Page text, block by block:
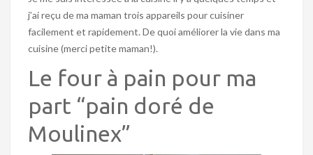
j’ai reçu de ma maman trois appareils pour cuisiner
facilement et rapidement. De quoi améliorer la vie dans ma
cuisine (merci petite maman!).
Le four à pain pour ma
part “pain doré de
Moulinex”